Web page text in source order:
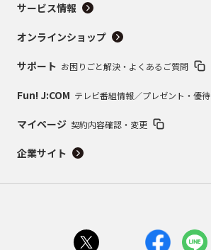
サービス情報
オンラインショップ
サポート お困りごと解決・よくあるご質問
Fun! J:COM テレビ番組情報／プレゼント・優待
マイページ 契約内容確認・変更
企業サイト